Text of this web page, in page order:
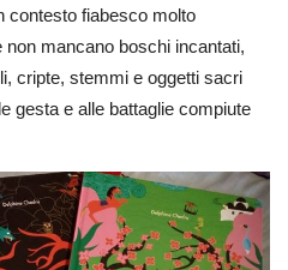
contesto fiabesco molto
mancano boschi incantati,
cripte, stemmi e oggetti sacri
gesta e alle battaglie compiute